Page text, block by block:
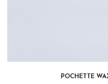
POCHETTE